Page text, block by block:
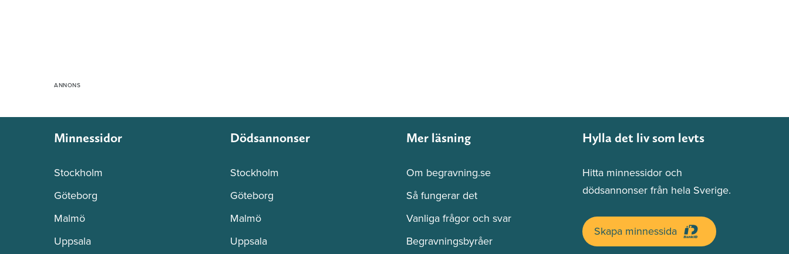
Minnessidor
Stockholm
Göteborg
Malmö
Uppsala
Dödsannonser
Stockholm
Göteborg
Malmö
Uppsala
Mer läsning
Om begravning.se
Så fungerar det
Vanliga frågor och svar
Begravningsbyråer
Hylla det liv som levts
Hitta minnessidor och
dödsannonser från hela Sverige.
Skapa minnessida